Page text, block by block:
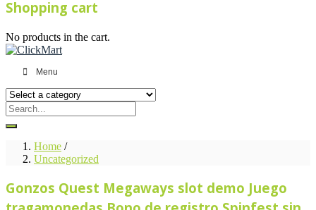
Shopping cart
No products in the cart.
Menu
Home /
Uncategorized
Gonzos Quest Megaways slot demo Juego